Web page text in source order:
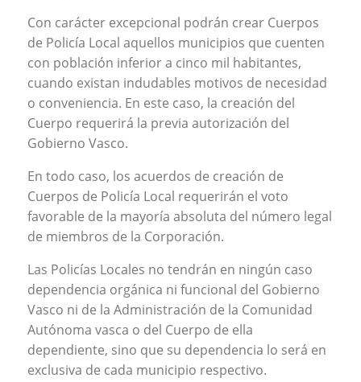
Con carácter excepcional podrán crear Cuerpos
de Policía Local aquellos municipios que cuenten
con población inferior a cinco mil habitantes,
cuando existan indudables motivos de necesidad
o conveniencia. En este caso, la creación del
Cuerpo requerirá la previa autorización del
Gobierno Vasco.
En todo caso, los acuerdos de creación de
Cuerpos de Policía Local requerirán el voto
favorable de la mayoría absoluta del número legal
de miembros de la Corporación.
Las Policías Locales no tendrán en ningún caso
dependencia orgánica ni funcional del Gobierno
Vasco ni de la Administración de la Comunidad
Autónoma vasca o del Cuerpo de ella
dependiente, sino que su dependencia lo será en
exclusiva de cada municipio respectivo.